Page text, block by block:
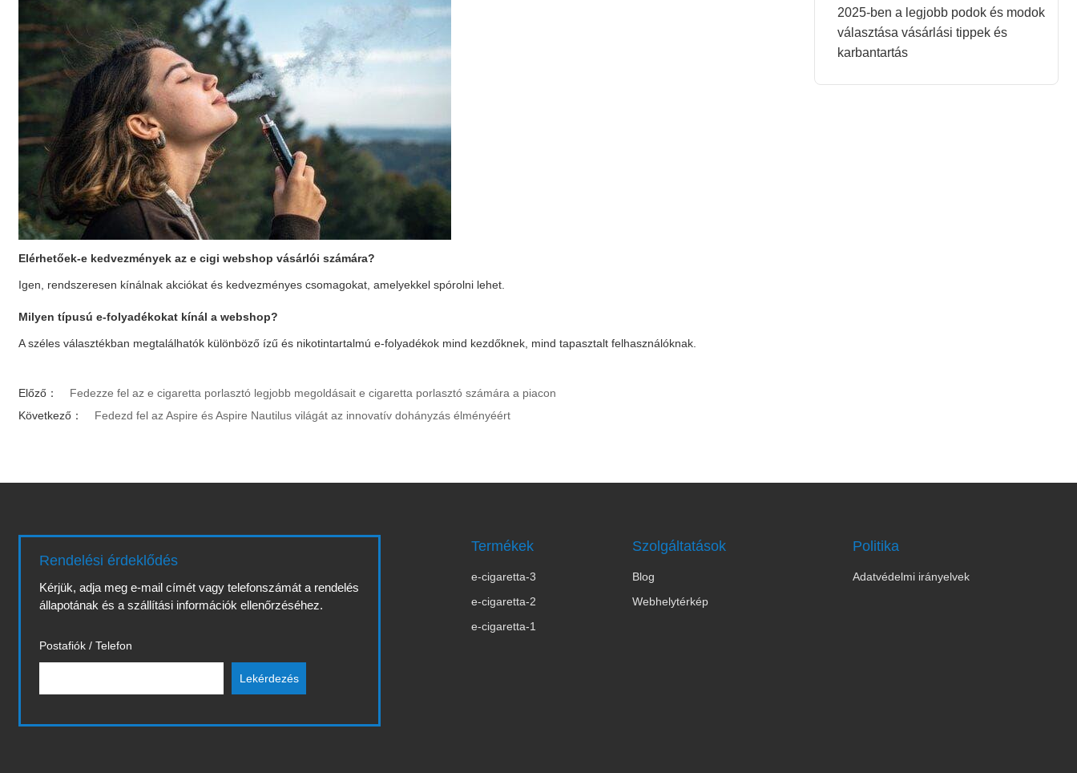
Elérhetőek-e kedvezmények aze cigi webshop vásárlói számára?
Igen, rendszeresen kínálnak akciókat és kedvezményes csomagokat, amelyekkel spórolni lehet.
Milyen típusú e-folyadékokat kínál a webshop?
A széles választékban megtalálhatók különböző ízű és nikotintartalmú e-folyadékok mind kezdőknek, mind tapasztalt felhasználóknak.
Előző：
Fedezze fel az e cigaretta porlasztó legjobb megoldásait e cigaretta porlasztó számára a piacon
Következő：
Fedezd fel az Aspire és Aspire Nautilus világát az innovatív dohányzás élményéért
2025-ben a legjobb podok és modok
választása vásárlási tippek és
karbantartás
Rendelési érdeklődés
Kérjük, adja meg e-mail címét vagy telefonszámát a rendelés
állapotának és a szállítási információk ellenőrzéséhez.
Postafiók / Telefon
Termékek
e-cigaretta-3
e-cigaretta-2
e-cigaretta-1
Szolgáltatások
Blog
Webhelytérkép
Politika
Adatvédelmi irányelvek